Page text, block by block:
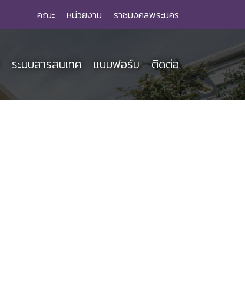
คณะ หน่วยงาน ราชมงคลพระนคร
ระบบสารสนเทศ แบบฟอร์ม ติดต่อ